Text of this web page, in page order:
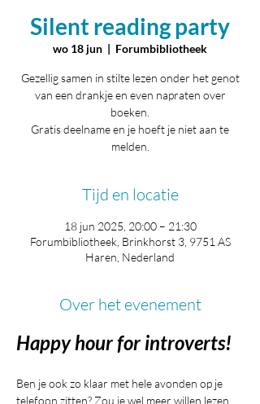
Silent reading party
wo 18 jun
  |
Forumbibliotheek
Gezellig samen in stilte lezen onder het genot
van een drankje en even napraten over
boeken.
Gratis deelname en je hoeft je niet aan te
melden.
Tijd en locatie
18 jun 2025, 20:00 – 21:30
Forumbibliotheek, Brinkhorst 3, 9751 AS
Haren, Nederland
Over het evenement
Happy hour for introverts!
Ben je ook zo klaar met hele avonden op je
telefoon zitten? Zou je wel meer willen lezen,